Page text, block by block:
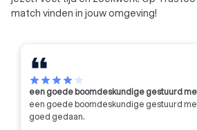
match vinden in jouw omgeving!
starstarstarstarstar
een goede boomdeskundige gestuurd
een goede boomdeskundige gestuurd
goed gedaan.